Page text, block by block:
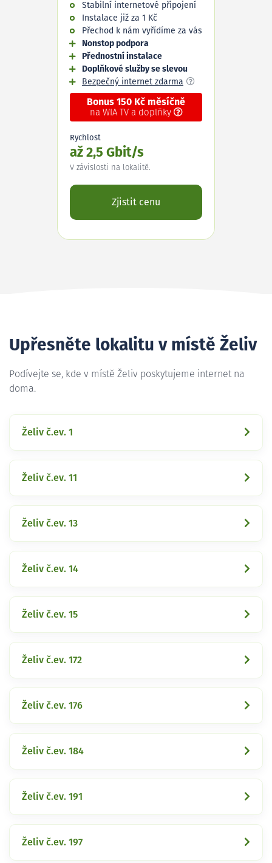
Stabilní internetové připojení
Instalace již za 1 Kč
Přechod k nám vyřídíme za vás
Nonstop podpora
Přednostní instalace
Doplňkové služby se slevou
Bezpečný internet zdarma
Bonus 150 Kč měsíčně
na WIA TV a doplňky
Rychlost
až 2,5 Gbit/s
V závislosti na lokalitě.
Zjistit cenu
Upřesněte lokalitu v místě Želiv
Podívejte se, kde v místě Želiv poskytujeme internet na
doma.
Želiv č.ev. 1
Želiv č.ev. 11
Želiv č.ev. 13
Želiv č.ev. 14
Želiv č.ev. 15
Želiv č.ev. 172
Želiv č.ev. 176
Želiv č.ev. 184
Želiv č.ev. 191
Želiv č.ev. 197